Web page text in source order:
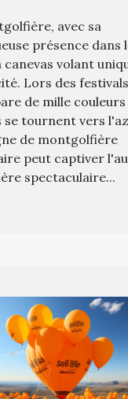
les
avec sa
présence dans
volant
Lors des
de mille
se tournent vers
de montgolfière
peut captiver
spectaculaire...